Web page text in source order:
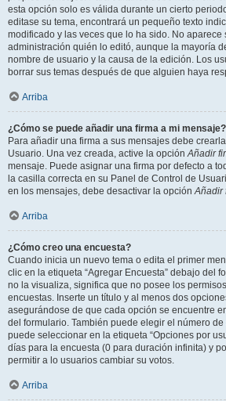
esta opción solo es válida durante un cierto
editase su tema, encontrará un pequeño texto
modificado y las veces que lo ha sido. No aparece
administración quién lo editó, aunque la mayoría
nombre de usuario y la causa de la edición. Los
borrar sus temas después de que alguien haya
Arriba
¿Cómo se puede añadir una firma a mi mensaje?
Para añadir una firma a sus mensajes debe
Usuario. Una vez creada, active la opciónAñadir
mensaje. Puede asignar una firma por defecto a
la casilla correcta en su Panel de Control de
en los mensajes, debe desactivar la opciónAñadir
Arriba
¿Cómo creo una encuesta?
Cuando inicia un nuevo tema o edita el primer
clic en la etiqueta “Agregar Encuesta” debajo del
no la visualiza, significa que no posee los
encuestas. Inserte un título y al menos dos
asegurándose de que cada opción se encuentre
del formulario. También puede elegir el número
puede seleccionar en la etiqueta “Opciones por
días para la encuesta (0 para duración infinita) y
permitir a lo usuarios cambiar su votos.
Arriba